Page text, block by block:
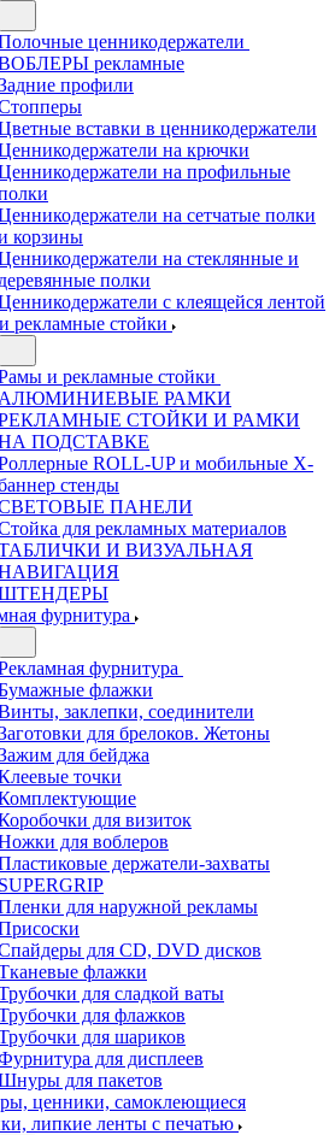
ценникодержатели
рекламные
профили
вставки в ценникодержатели
на крючки
на профильные
на сетчатые полки
корзины
на стеклянные и
деревянные полки
с клеящейся лентой
рекламные стойки
и рекламные стойки
АЛЮМИНИЕВЫЕ РАМКИ
СТОЙКИ И РАМКИ
ПОДСТАВКЕ
ROLL-UP и мобильные X-
стенды
ПАНЕЛИ
для рекламных материалов
И ВИЗУАЛЬНАЯ
фурнитура
фурнитура
флажки
заклепки, соединители
для брелоков. Жетоны
для бейджа
точки
для визиток
для воблеров
держатели-захваты
SUPERGRIP
для наружной рекламы
для CD, DVD дисков
флажки
для сладкой ваты
для флажков
для шариков
для дисплеев
для пакетов
ценники, самоклеющиеся
липкие ленты с печатью